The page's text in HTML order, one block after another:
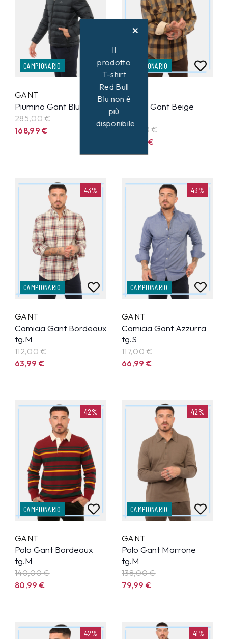
CAMPIONARIO
GANT
Piumino Gant Blu tg.L
285,00 €
168,99€
CAMPIONARIO
GANT
Giacca Gant Beige
228,00 €
133,99€
43%
CAMPIONARIO
GANT
Camicia Gant Bordeaux
tg.M
112,00 €
63,99€
43%
CAMPIONARIO
GANT
Camicia Gant Azzurra
tg.S
117,00 €
66,99€
42%
CAMPIONARIO
GANT
Polo Gant Bordeaux
tg.M
140,00 €
80,99€
42%
CAMPIONARIO
GANT
Polo Gant Marrone
tg.M
138,00 €
79,99€
42% 41%
Il
prodotto
T-shirt
Red Bull
Blu non è
più
disponibile